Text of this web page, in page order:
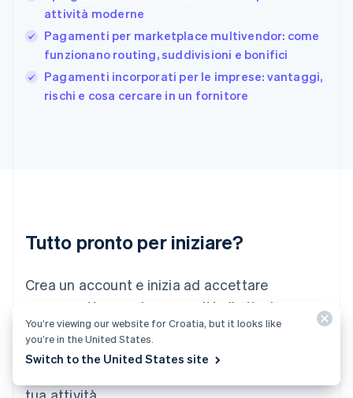
attività moderne
Pagamenti per marketplace multivendor: come
funzionano routing, suddivisioni e bonifici
Pagamenti incorporati per le imprese: vantaggi,
rischi e cosa cercare in un fornitore
Tutto pronto per iniziare?
Crea un account e inizia ad accettare
pagamenti senza la necessità di stipulare
contratti o di comunicare le tue coordinate
bancarie. In alternativa, contattaci per
Gibilterra
Grecia
English
India
English
Irlanda
English
FrançaisDeutschEnglish
Malta
English
Messico
Norvegia
You’re viewing our website for Croatia, but it looks like
you’re in the United States.
Switch to the United States site